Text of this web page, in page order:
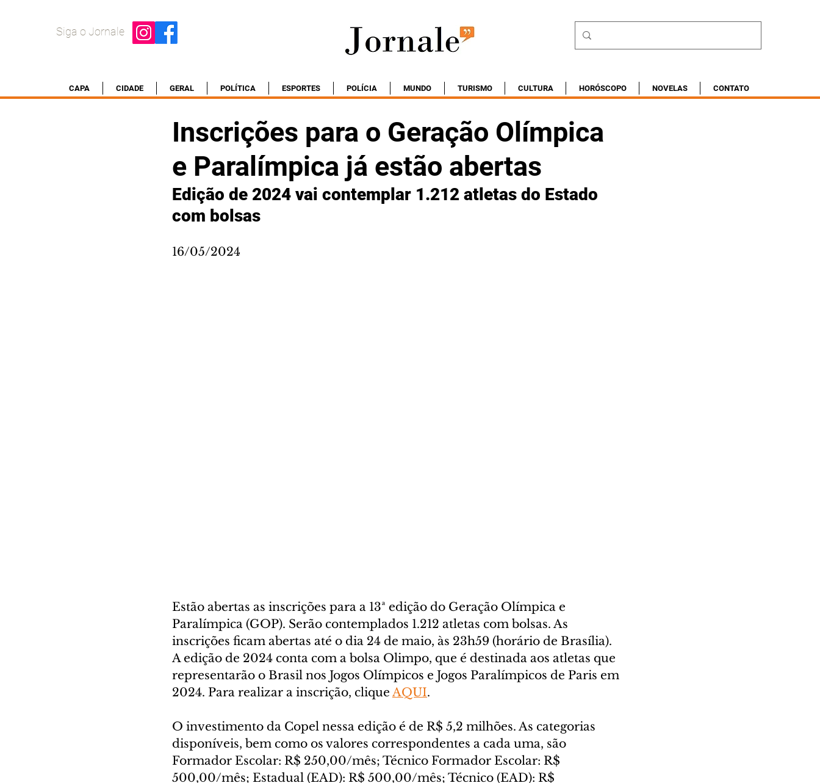
Siga o Jornale
CAPA CIDADE GERAL POLÍTICA ESPORTES POLÍCIA MUNDO TURISMO CULTURA HORÓSCOPO NOVELAS CONTATO
Inscrições para o Geração Olímpica
e Paralímpica já estão abertas
Edição de 2024 vai contemplar 1.212 atletas do Estado
com bolsas
16/05/2024
Estão abertas as inscrições para a 13ª edição do Geração Olímpica e
Paralímpica (GOP). Serão contemplados 1.212 atletas com bolsas. As
inscrições ficam abertas até o dia 24 de maio, às 23h59 (horário de Brasília).
A edição de 2024 conta com a bolsa Olimpo, que é destinada aos atletas que
representarão o Brasil nos Jogos Olímpicos e Jogos Paralímpicos de Paris em
2024. Para realizar a inscrição, clique AQUI.
O investimento da Copel nessa edição é de R$ 5,2 milhões. As categorias
disponíveis, bem como os valores correspondentes a cada uma, são
Formador Escolar: R$ 250,00/mês; Técnico Formador Escolar: R$
500,00/mês; Estadual (EAD): R$ 500,00/mês; Técnico (EAD): R$